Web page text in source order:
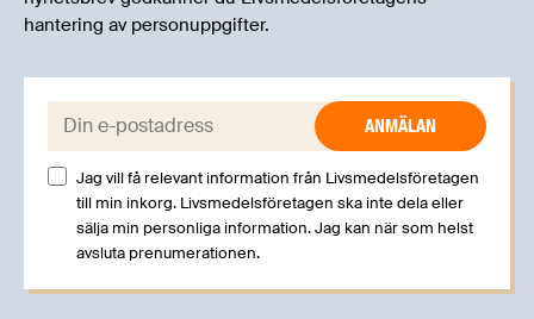
hantering av personuppgifter.
E-post:
Jag vill få relevant information från Livsmedelsföretagen
till min inkorg. Livsmedelsföretagen ska inte dela eller
sälja min personliga information. Jag kan när som helst
avsluta prenumerationen.